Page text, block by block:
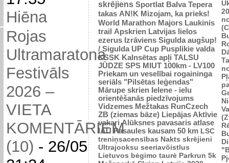
Hiēna
Rojas
Ultramaratona
Festivāls
2026 –
VIETA
KOMENTĀRIEM
(10) - 26/05
skrējiens Sportlat Balva Tepera
takas AN!K Mizojam, ka prieks!
World Marathon Majors Laukinis
trail Apskrien Latvijas lielos
ezerus Izrāviens Sigulda augšup!
/ Sigulda UP Cup Pusplikie valda
KSSK Kalnsētas apļi TALSU
JŪDZE SPS MIUT 100km - LV100
Priekam un veselībai rogaininga
seriāls "Pilsētas leģendas"
Mārupe skrien Ielene - ielu
orientēšanās piedzīvojums
Vidzemes Mežtakas RunCzech
ZB (ziemas bāze) Liepājas Aktīvie
vakari Alūksnes pavasaris atlase
IAU Pasaules kausam 50 km LSC
treniņsacensības Nakts skrējieni
Ultrajooksu seeriavõistlus
Lietuvos bėgimo taurė Parkrun 5k